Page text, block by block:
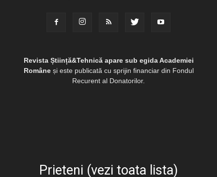
Revista Știință&Tehnică apare sub egida Academiei
Româneși este publicată cu sprijin financiar din Fondul
Recurent al Donatorilor.
Prieteni (vezi toata lista)